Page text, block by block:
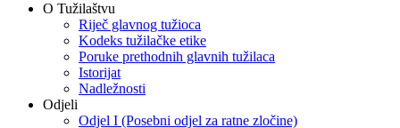
O Tužilaštvu
Riječ glavnog tužioca
Kodeks tužilačke etike
Poruke prethodnih glavnih tužilaca
Istorijat
Nadležnosti
Odjeli
Odjel I (Posebni odjel za ratne zločine)